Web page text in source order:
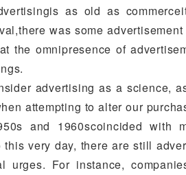
as old as
was some
the omnipresence of
advertising as a science,
attempting to alter our
and 1960scoincided with
this very day, there are still
urges. For instance,